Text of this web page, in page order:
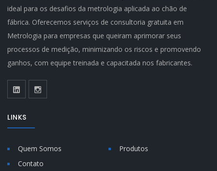
ideal para os desafios da metrologia aplicada ao chão de
fábrica. Oferecemos serviços de consultoria gratuita em
Metrologia para empresas que queiram aprimorar seus
processos de medição, minimizando os riscos e promovendo
ganhos, com equipe treinada e capacitada nos fabricantes.
LINKS
Quem Somos
Produtos
Contato